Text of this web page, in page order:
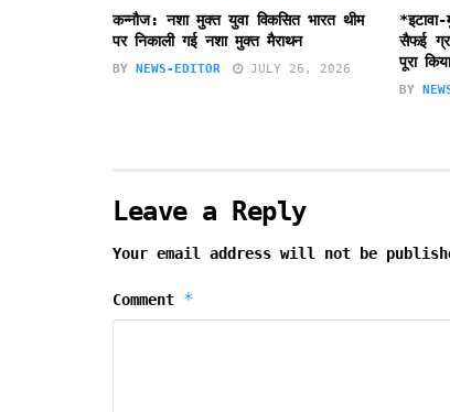
कन्नौज: नशा मुक्त युवा विकसित भारत थीम
पर निकाली गई नशा मुक्त मैराथन
BY NEWS-EDITOR JULY 26, 2026
सैफई
पूरा
BY
Leave a Reply
Your email address will not be
Comment *